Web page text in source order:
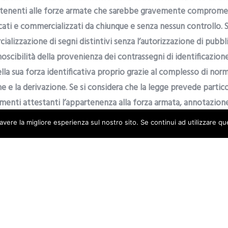
alle forze armate che sarebbe gravemente
e commercializzati da chiunque e senza nessun controllo.
di segni distintivi senza l’autorizzazione di
della provenienza dei contrassegni di
sua forza identificativa proprio grazie al complesso di
e la derivazione. Se si considera che la legge prevede
attestanti l’appartenenza alla forza armata,
da parte di appartenenti di forze dell’ordine di
la migliore esperienza sul nostro sito. Se continui ad utilizzare